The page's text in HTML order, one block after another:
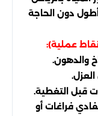
دون الحاجة
عملية):
والدهون.
قبل التغطية.
فراغات أو